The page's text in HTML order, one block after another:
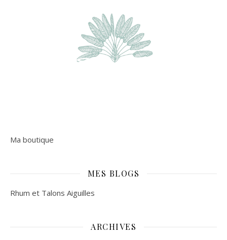
Ma boutique
MES BLOGS
Rhum et Talons Aiguilles
ARCHIVES